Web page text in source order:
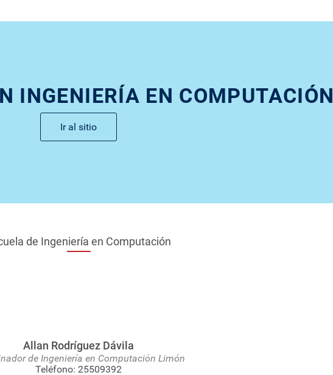
INGENIERÍA EN COMPUTACIÓN
Ir al sitio
de Ingeniería en Computación
Allan Rodríguez Dávila
de Ingeniería en Computación Limón
Teléfono: 25509392